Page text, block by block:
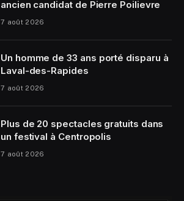
ancien candidat de Pierre Poilievre
7 août 2026
Un homme de 33 ans porté disparu à
Laval-des-Rapides
7 août 2026
Plus de 20 spectacles gratuits dans
un festival à Centropolis
7 août 2026